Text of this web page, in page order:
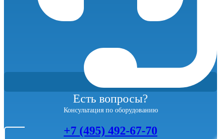
Есть вопросы?
Консультация по оборудованию
+7 (495) 492-67-70